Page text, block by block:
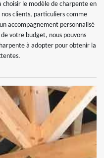
choisir le modèle de charpente en
clients, particuliers comme
accompagnement personnalisé
votre budget, nous pouvons
à adopter pour obtenir la